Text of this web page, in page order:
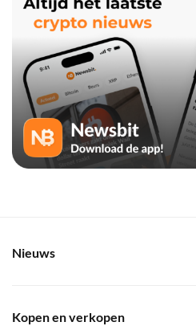
Nieuws
Kopen en verkopen